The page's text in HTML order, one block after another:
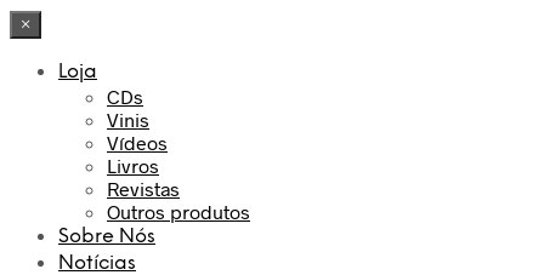
×
Loja
CDs
Vinis
Vídeos
Livros
Revistas
Outros produtos
Sobre Nós
Notícias